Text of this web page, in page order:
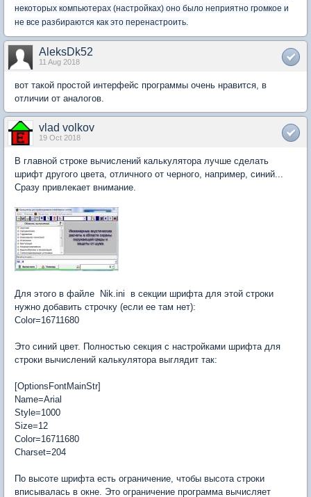
некоторых компьютерах (настройках) оно было неприятно громкое и
не все разбираются как это перенастроить.
AleksDk52
11 Aug 2018
вот такой простой интерфейс программы очень нравится, в
отличии от аналогов.
vlad volkov
19 Oct 2018
В главной строке вычислений калькулятора лучше сделать
шрифт другого цвета, отличного от черного, например, синий...
Сразу привлекает внимание.
Для этого в файле Nik.ini в секции шрифта для этой строки
нужно добавить строчку (если ее там нет):
Color=16711680
Это синий цвет. Полностью секция с настройками шрифта для
строки вычислений калькулятора выглядит так:
[OptionsFontMainStr]
Name=Arial
Style=1000
Size=12
Color=16711680
Charset=204
По высоте шрифта есть ограничение, чтобы высота строки
вписывалась в окне. Это ограничение программа вычисляет